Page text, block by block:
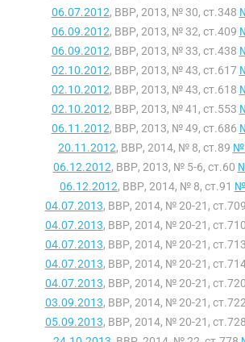
06.07.2012, ВВР, 2013, № 30, ст.348
06.09.2012, ВВР, 2013, № 32, ст.409
06.09.2012, ВВР, 2013, № 33, ст.438
02.10.2012, ВВР, 2013, № 43, ст.617
02.10.2012, ВВР, 2013, № 43, ст.618
02.10.2012, ВВР, 2013, № 41, ст.553
06.11.2012, ВВР, 2013, № 49, ст.686
20.11.2012, ВВР, 2014, № 8, ст.89 №
06.12.2012, ВВР, 2013, № 5-6, ст.60
06.12.2012, ВВР, 2014, № 8, ст.91 №
04.07.2013, ВВР, 2014, № 20-21, ст.709
04.07.2013, ВВР, 2014, № 20-21, ст.710
04.07.2013, ВВР, 2014, № 20-21, ст.713
04.07.2013, ВВР, 2014, № 20-21,
04.07.2013, ВВР, 2014, № 20-21, ст.720
03.09.2013, ВВР, 2014, № 20-21, ст.722
05.09.2013, ВВР, 2014, № 20-21, ст.728